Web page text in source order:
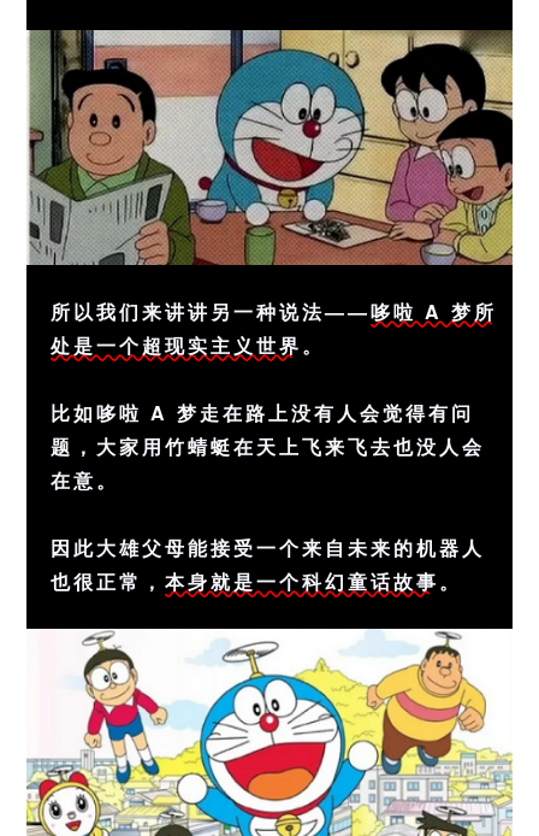
所以我们来讲讲另一种说法——哆啦 A 梦所
处是一个超现实主义世界。
比如哆啦 A 梦走在路上没有人会觉得有问
题，大家用竹蜻蜓在天上飞来飞去也没人会
在意。
因此大雄父母能接受一个来自未来的机器人
也很正常，本身就是一个科幻童话故事。